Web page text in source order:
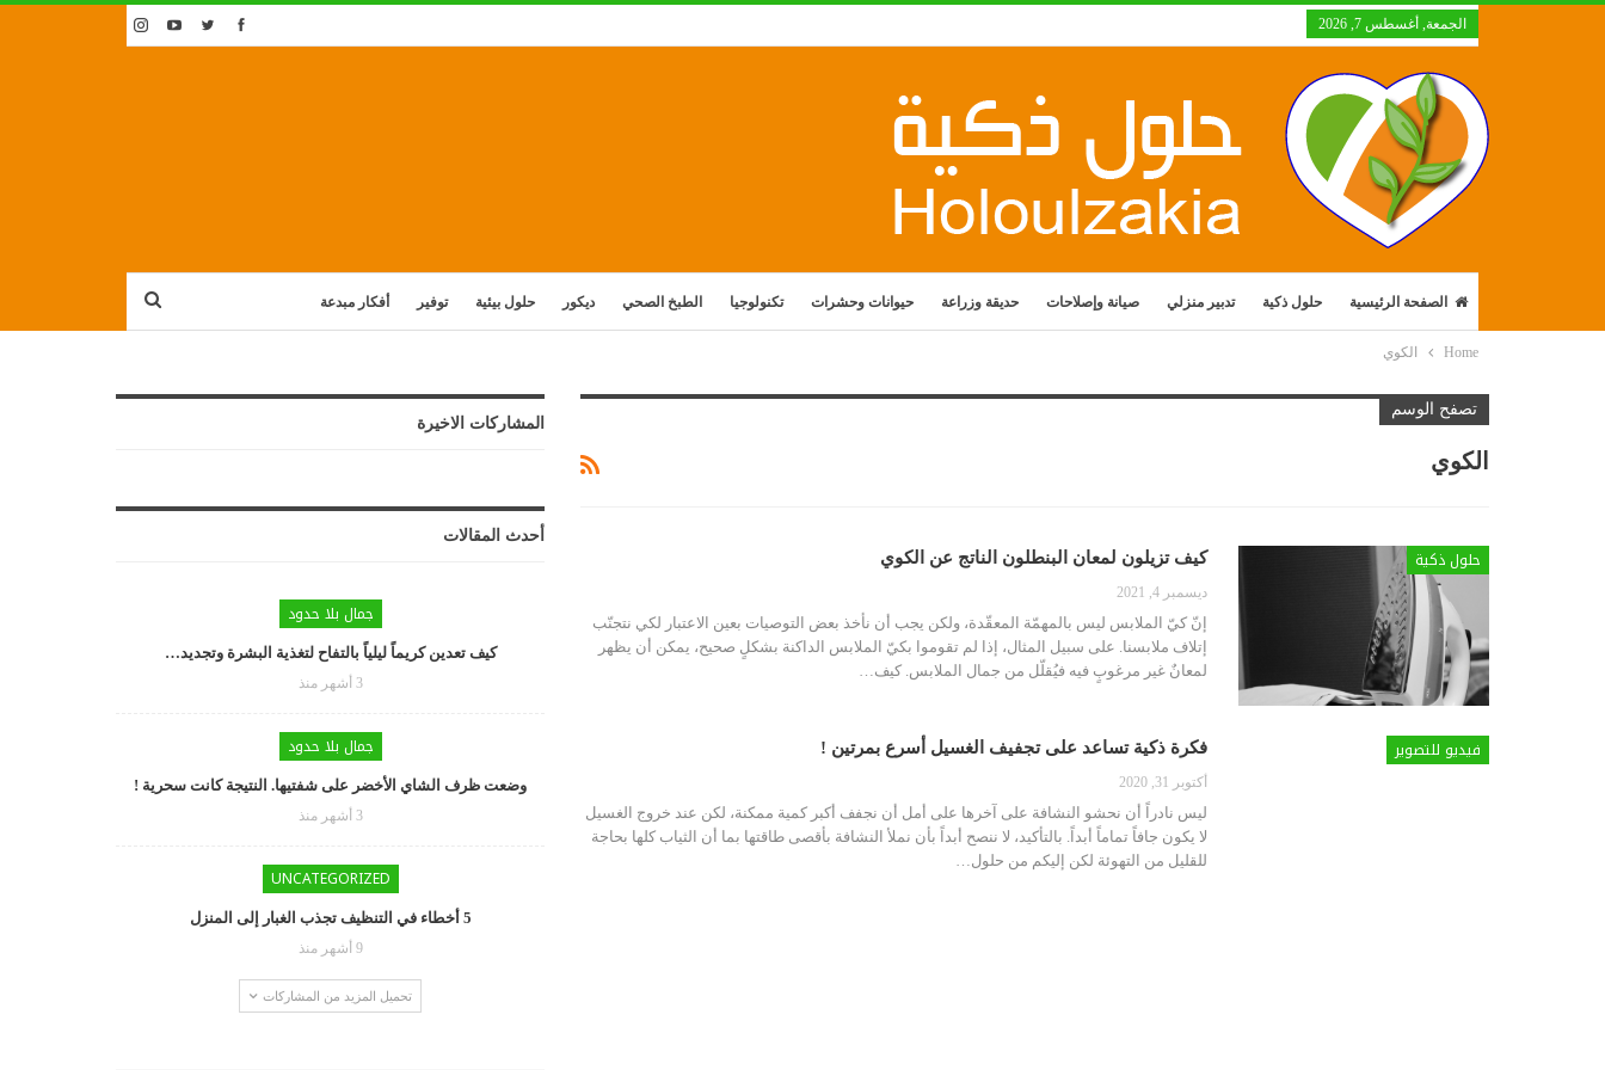
الجمعة, أغسطس 7, 2026
الصفحة الرئيسية حلول ذكية تدبير منزلي صيانة وإصلاحات حديقة وزراعة حيوانات وحشرات تكنولوجيا الطبخ الصحي ديكور حلول بيئية توفير أفكار مبدعة
Home الكوي
تصفح الوسم
الكوي
حلول ذكية كيف تزيلون لمعان البنطلون الناتج عن الكوي
ديسمبر 4, 2021
إنّ كيّ الملابس ليس بالمهمّة المعقّدة، ولكن يجب أن نأخذ بعض التوصيات بعين الاعتبار لكي نتجنّب
إتلاف ملابسنا. على سبيل المثال، إذا لم تقوموا بكيّ الملابس الداكنة بشكلٍ صحيح، يمكن أن يظهر
لمعانٌ غير مرغوبٍ فيه فيُقلّل من جمال الملابس. كيف
فيديو للتصوير فكرة ذكية تساعد على تجفيف الغسيل أسرع بمرتين !
أكتوبر 31, 2020
ليس نادراً أن نحشو النشافة على آخرها على أمل أن نجفف أكبر كمية ممكنة، لكن عند خروج الغسيل
لا يكون جافاً تماماً أبداً. بالتأكيد، لا ننصح أبداً بأن نملأ النشافة بأقصى طاقتها بما أن الثياب كلها بحاجة
للقليل من التهوئة لكن إليكم من حلول…
المشاركات الاخيرة
أحدث المقالات
جمال بلا حدود
كيف تعدين كريماً ليلياً بالتفاح لتغذية البشرة وتجديد…
3 أشهر منذ
جمال بلا حدود
وضعت ظرف الشاي الأخضر على شفتيها. النتيجة كانت سحرية !
3 أشهر منذ
UNCATEGORIZED
5 أخطاء في التنظيف تجذب الغبار إلى المنزل
9 أشهر منذ
تحميل المزيد من المشاركات